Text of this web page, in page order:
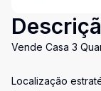
Vende Casa 3
Localização